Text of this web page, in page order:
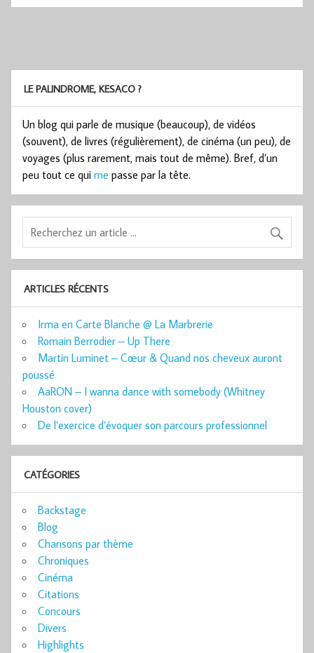
LE PALINDROME, KESACO ?
Un blog qui parle de musique (beaucoup), de vidéos
(souvent), de livres (régulièrement), de cinéma (un peu), de
voyages (plus rarement, mais tout de même). Bref, d’un
peu tout ce qui me passe par la tête.
ARTICLES RÉCENTS
Irma en Carte Blanche @ La Marbrerie
Romain Berrodier – Up There
Martin Luminet – Cœur & Quand nos cheveux auront
poussé
AaRON – I wanna dance with somebody (Whitney
Houston cover)
De l’exercice d’évoquer son parcours professionnel
CATÉGORIES
Backstage
Blog
Chansons par thème
Chroniques
Cinéma
Citations
Concours
Divers
Highlights